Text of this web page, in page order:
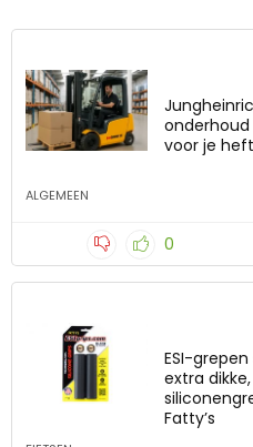
voor je
ALGEMEEN
0
ESI-
extra
Fatty’s